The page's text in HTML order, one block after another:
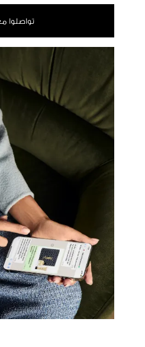
تواصلوا